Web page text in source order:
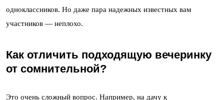
одноклассников. Но даже пара надежных известных вам
участников — неплохо.
Как отличить подходящую вечеринку
от сомнительной?
Это очень сложный вопрос. Например, на дачу к